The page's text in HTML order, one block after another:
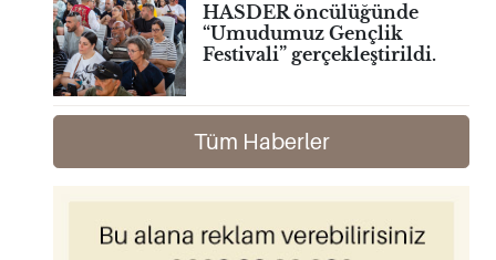
HASDER öncülüğünde
“Umudumuz Gençlik
Festivali” gerçekleştirildi.
Tüm Haberler